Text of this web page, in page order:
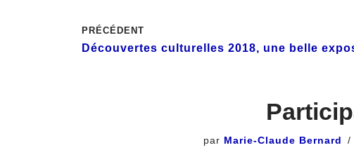
PRÉCÉDENT
Découvertes culturelles 2018, une belle
par Marie-Claude Bernard